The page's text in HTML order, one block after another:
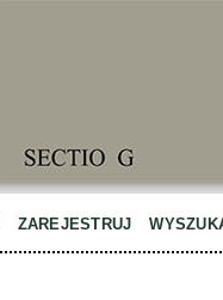
ZAREJESTRUJ